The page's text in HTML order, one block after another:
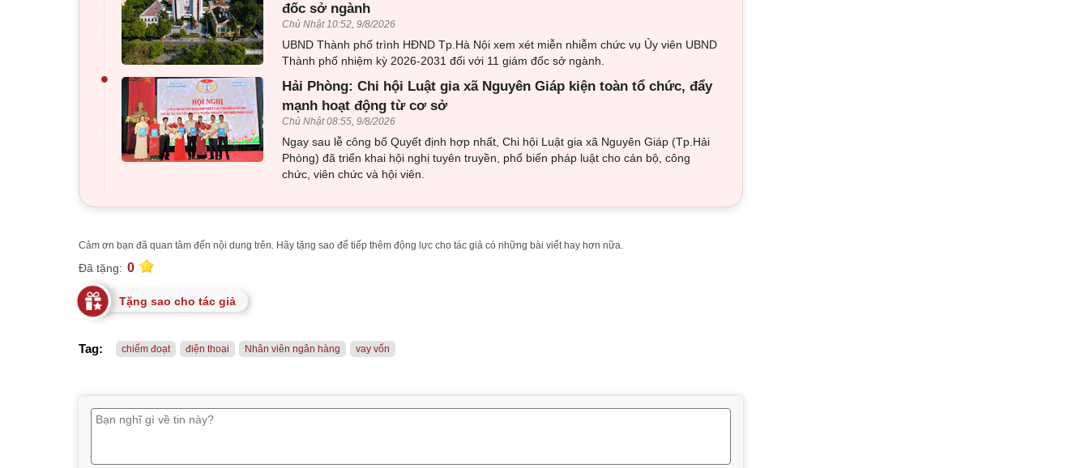
đốc sở ngành
Chủ Nhật 10:52, 9/8/2026
UBND Thành phố trình HĐND Tp.Hà Nội xem xét miễn nhiễm chức vụ Ủy viên UBND
Thành phố nhiệm kỳ 2026-2031 đối với 11 giám đốc sở ngành.
•
Hải Phòng: Chi hội Luật gia xã Nguyên Giáp kiện toàn tổ chức, đẩy
mạnh hoạt động từ cơ sở
Chủ Nhật 08:55, 9/8/2026
Ngay sau lễ công bố Quyết định hợp nhất, Chi hội Luật gia xã Nguyên Giáp (Tp.Hải
Phòng) đã triển khai hội nghị tuyên truyền, phổ biến pháp luật cho cán bộ, công
chức, viên chức và hội viên.
Cảm ơn bạn đã quan tâm đến nội dung trên. Hãy tặng sao để tiếp thêm động lực cho tác giả có những bài viết hay hơn nữa.
Đã tặng: 0
Tặng sao cho tác giả
Tag: chiếm đoạt điện thoại Nhân viên ngân hàng vay vốn